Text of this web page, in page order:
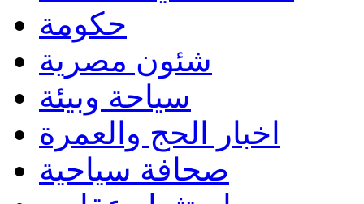
حكومة
شئون مصرية
سياحة وبيئة
اخبار الحج والعمرة
صحافة سياحية